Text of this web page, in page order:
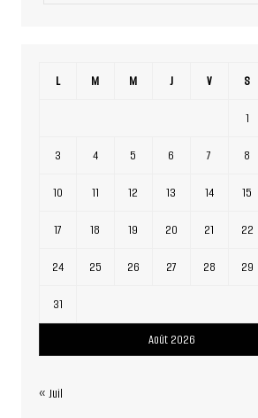
Août 2026
L M M J V S
1
3 4 5 6 7 8
10 11 12 13 14 15
17 18 19 20 21 22
24 25 26 27 28 29
31
« Juil